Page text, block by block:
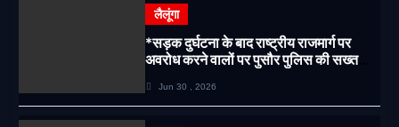
लैलूंगा
*सड़क दुर्घटना के बाद राष्ट्रीय राजमार्ग पर
अवरोध करने वालों पर पुसौर पुलिस की सख्त
Jun 30 , 2026